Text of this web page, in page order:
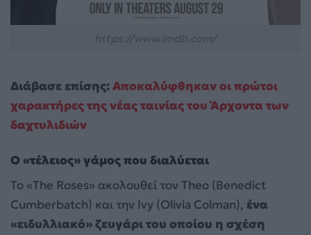
Διάβασε επίσης:Αποκαλύφθηκαν οι πρώτοι
χαρακτήρες της νέας ταινίας του Άρχοντα των
δαχτυλιδιών
Ο «τέλειος» γάμος που διαλύεται
Το «The Roses» ακολουθεί τον Theo (Benedict
Cumberbatch) και την Ivy (Olivia Colman), ένα
«ειδυλλιακό» ζευγάρι του οποίου η σχέση